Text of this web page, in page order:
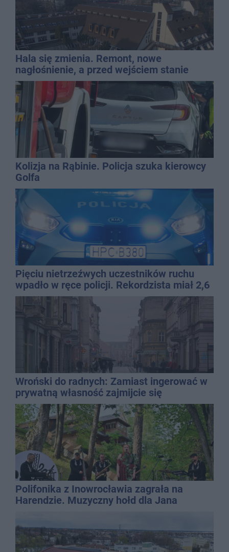
Hala się zmienia. Remont, nowe
nagłośnienie, a przed wejściem stanie
QEMETICA ARENA
Kolizja na Rąbinie. Policja szuka kierowcy
Golfa
Pięciu nietrzeźwych uczestników ruchu
wpadło w ręce policji. Rekordzista miał 2,6
promila
Wroński do radnych: Zamiast ingerować w
prywatną własność zajmijcie się
gospodarką
Polifonika z Inowrocławia zagrała na
Harendzie. Muzyczny hołd dla Jana